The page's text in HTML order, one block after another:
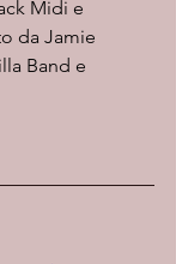
Midi e
da Jamie
Band e